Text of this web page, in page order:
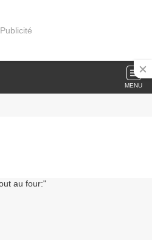
Publicité
MENU